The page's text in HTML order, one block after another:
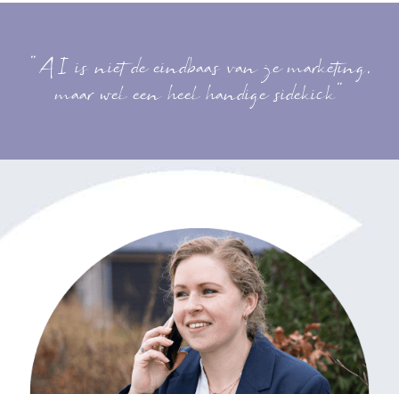
"AI is niet de eindbaas van je marketing,
maar wel een heel handige sidekick"